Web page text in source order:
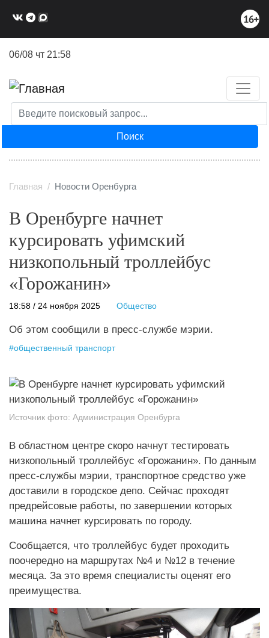
основному
06/08 чт 21:58
Поиск
Главная Новости Оренбурга
В Оренбурге начнет
курсировать уфимский
низкопольный троллейбус
«Горожанин»
18:58 / 24 ноября 2025 Общество
Об этом сообщили в пресс-службе мэрии.
#общественный транспорт
Источник фото: Администрация Оренбурга
В областном центре скоро начнут тестировать
низкопольный троллейбус «Горожанин». По данным
пресс-службы мэрии, транспортное средство уже
доставили в городское депо. Сейчас проходят
предрейсовые работы, по завершении которых
машина начнет курсировать по городу.
Сообщается, что троллейбус будет проходить
поочередно на маршрутах №4 и №12 в течение
месяца. За это время специалисты оценят его
преимущества.